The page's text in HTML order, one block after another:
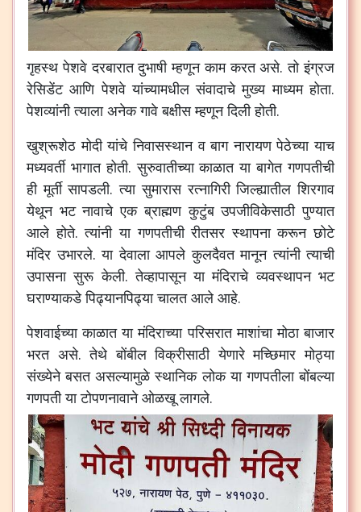
गृहस्थ पेशवे दरबारात दुभाषी म्हणून काम करत असे. तो इंग्रज
रेसिडेंट आणि पेशवे यांच्यामधील संवादाचे मुख्य माध्यम होता.
पेशव्यांनी त्याला अनेक गावे बक्षीस म्हणून दिली होती.
खुश्रूशेठ मोदी यांचे निवासस्थान व बाग नारायण पेठेच्या याच
मध्यवर्ती भागात होती. सुरुवातीच्या काळात या बागेत गणपतीची
ही मूर्ती सापडली. त्या सुमारास रत्नागिरी जिल्ह्यातील शिरगाव
येथून भट नावाचे एक ब्राह्मण कुटुंब उपजीविकेसाठी पुण्यात
आले होते. त्यांनी या गणपतीची रीतसर स्थापना करून छोटे
मंदिर उभारले. या देवाला आपले कुलदैवत मानून त्यांनी त्याची
उपासना सुरू केली. तेव्हापासून या मंदिराचे व्यवस्थापन भट
घराण्याकडे पिढ्यानपिढ्या चालत आले आहे.
पेशवाईच्या काळात या मंदिराच्या परिसरात माशांचा मोठा बाजार
भरत असे. तेथे बोंबील विक्रीसाठी येणारे मच्छिमार मोठ्या
संख्येने बसत असल्यामुळे स्थानिक लोक या गणपतीला बोंबल्या
गणपती या टोपणनावाने ओळखू लागले.